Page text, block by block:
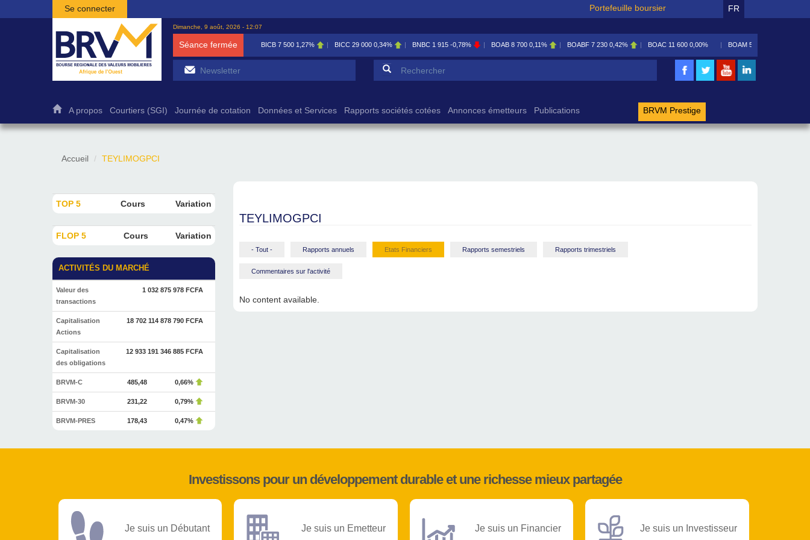
Aller au contenu principal
Se connecter Portefeuille boursier FR
Dimanche, 9 août, 2026 - 12:07
Séance fermée BICB 7 500 1,27% BICC 29 000 0,34% BNBC 1 915 -0,78% BOAB 8 700 0,11% BOABF 7 230 0,42% BOAC 11 600 0,00% BOAM 5 585
Formulaire de recherche
A propos Courtiers (SGI) Journée de cotation Données et Services Rapports sociétés cotées Annonces émetteurs Publications BRVM Prestige
Accueil TEYLIMOGPCI
TOP 5 Cours Variation
FLOP 5 Cours Variation
ACTIVITÉS DU MARCHÉ
Valeur des
transactions
1 032 875 978 FCFA
Capitalisation
Actions
18 702 114 878 790 FCFA
Capitalisation
des obligations
12 933 191 346 885 FCFA
BRVM-C 485,48 0,66%
BRVM-30 231,22 0,79%
BRVM-PRES 178,43 0,47%
TEYLIMOGPCI
- Tout - Rapports annuels Etats Financiers Rapports semestriels Rapports trimestriels
Commentaires sur l'activité
No content available.
Investissons pour un développement durable et une richesse mieux partagée
Je suis un Débutant Je suis un Emetteur Je suis un Financier Je suis un Investisseur